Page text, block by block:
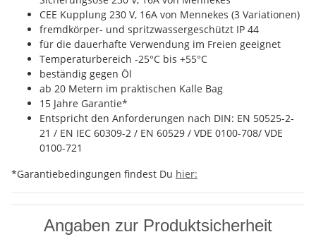
CEE Kupplung 230 V, 16A von Mennekes (3 Variationen)
fremdkörper- und spritzwassergeschützt IP 44
für die dauerhafte Verwendung im Freien geeignet
Temperaturbereich -25°C bis +55°C
beständig gegen Öl
ab 20 Metern im praktischen Kalle Bag
15 Jahre Garantie*
Entspricht den Anforderungen nach DIN: EN 50525-2-
21 / EN IEC 60309-2 / EN 60529 / VDE 0100-708/ VDE
0100-721
*Garantiebedingungen findest Du hier:
Angaben zur Produktsicherheit